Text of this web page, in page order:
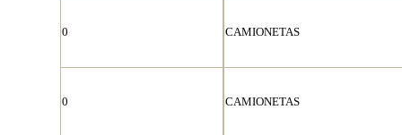
0 CAMIONETAS
0 CAMIONETAS